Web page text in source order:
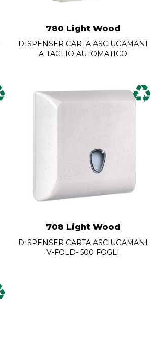
780 Light Wood
DISPENSER CARTA ASCIUGAMANI
A TAGLIO AUTOMATICO
708 Light Wood
DISPENSER CARTA ASCIUGAMANI
V-FOLD- 500 FOGLI